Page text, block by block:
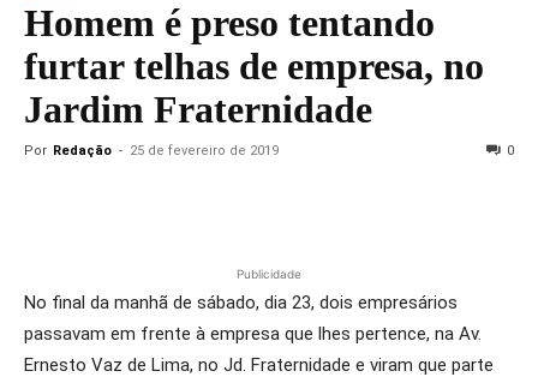
Homem é preso tentando
furtar telhas de empresa, no
Jardim Fraternidade
Por Redação - 25 de fevereiro de 2019 0
Publicidade
No final da manhã de sábado, dia 23, dois empresários
passavam em frente à empresa que lhes pertence, na Av.
Ernesto Vaz de Lima, no Jd. Fraternidade e viram que parte